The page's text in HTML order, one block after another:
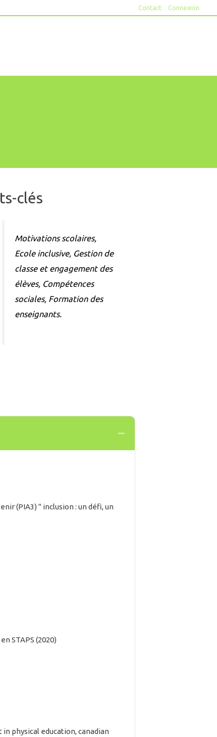
Contact Connexion
clés
Motivations scolaires,
Ecole inclusive, Gestion de
classe et engagement des
élèves, Compétences
sociales, Formation des
enseignants.
Collapse
(PIA3) " inclusion : un défi, un
STAPS (2020)
physical education, canadian